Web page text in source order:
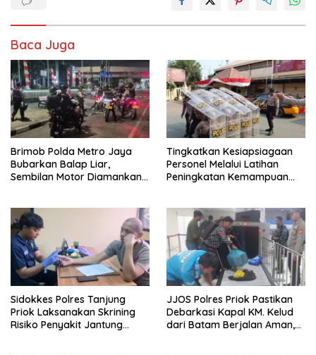
Baca Juga
Brimob Polda Metro Jaya
Bubarkan Balap Liar,
Sembilan Motor Diamankan
Tingkatkan Kesiapsiagaan
Personel Melalui Latihan
Peningkatan Kemampuan
Sidokkes Polres Tanjung
Priok Laksanakan Skrining
Risiko Penyakit Jantung
JJOS Polres Priok Pastikan
Debarkasi Kapal KM. Kelud
dari Batam Berjalan Aman,